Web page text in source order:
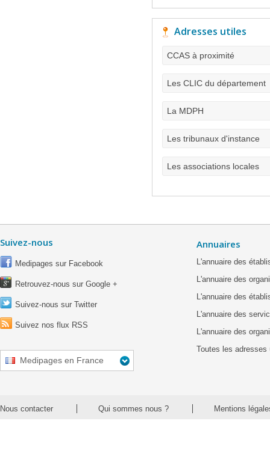
Adresses utiles
CCAS à proximité
Les CLIC du département
La MDPH
Les tribunaux d'instance
Les associations locales
Suivez-nous
Medipages sur Facebook
Retrouvez-nous sur Google +
Suivez-nous sur Twitter
Suivez nos flux RSS
Medipages en France
Annuaires
L'annuaire des
L'annuaire des
L'annuaire des
L'annuaire des
L'annuaire des
Toutes les adresses
Nous contacter Qui sommes nous ? Mentions